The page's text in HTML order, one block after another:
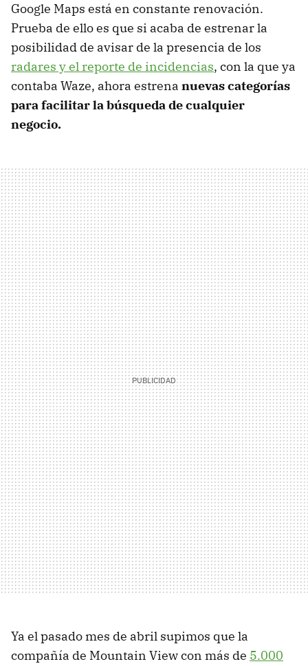
Google Maps está en constante renovación.
Prueba de ello es que si acaba de estrenar la
posibilidad de avisar de la presencia de los
radares y el reporte de incidencias, con la que ya
contaba Waze, ahora estrena nuevas categorías
para facilitar la búsqueda de cualquier
negocio.
Ya el pasado mes de abril supimos que la
compañía de Mountain View con más de 5.000